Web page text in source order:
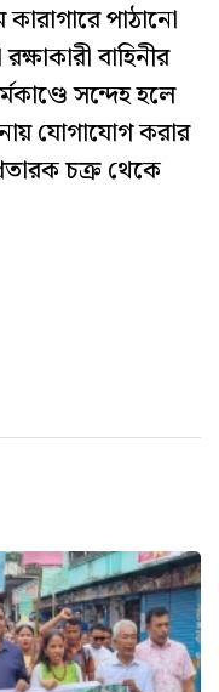
পাঠানো
বাহিনীর
সন্দেহ হলে
যোগাযোগ করার
চক্র থেকে